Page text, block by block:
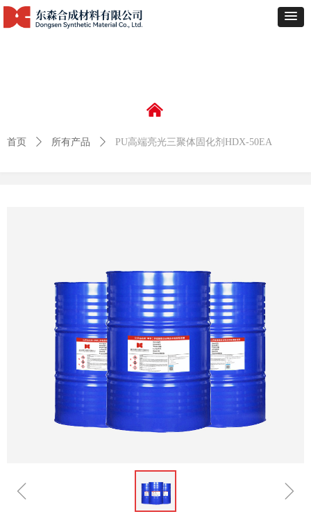
낀
首页 ꄲ 所有产品 ꄲ PU高端亮光三聚体固化剂HDX-50EA
ꁆ ꁇ